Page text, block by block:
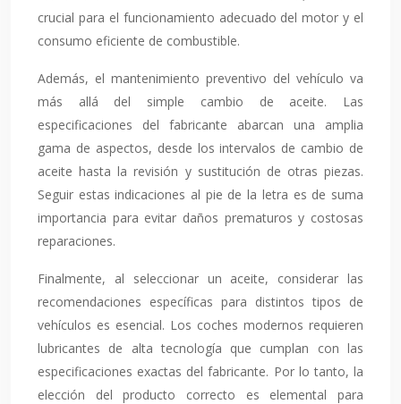
crucial para el funcionamiento adecuado del motor y el
consumo eficiente de combustible.
Además, el mantenimiento preventivo del vehículo va
más allá del simple cambio de aceite. Las
especificaciones del fabricante abarcan una amplia
gama de aspectos, desde los intervalos de cambio de
aceite hasta la revisión y sustitución de otras piezas.
Seguir estas indicaciones al pie de la letra es de suma
importancia para evitar daños prematuros y costosas
reparaciones.
Finalmente, al seleccionar un aceite, considerar las
recomendaciones específicas para distintos tipos de
vehículos es esencial. Los coches modernos requieren
lubricantes de alta tecnología que cumplan con las
especificaciones exactas del fabricante. Por lo tanto, la
elección del producto correcto es elemental para